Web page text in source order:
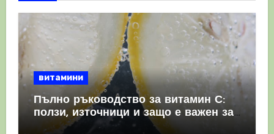
витамини
Пълно ръководство за витамин С:
ползи, източници и защо е важен за
имунната система